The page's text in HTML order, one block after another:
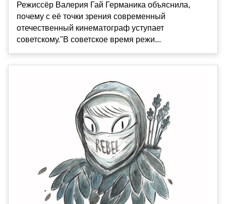
Режиссёр Валерия Гай Германика объяснила,
почему с её точки зрения современный
отечественный кинематограф уступает
советскому."В советское время режи...